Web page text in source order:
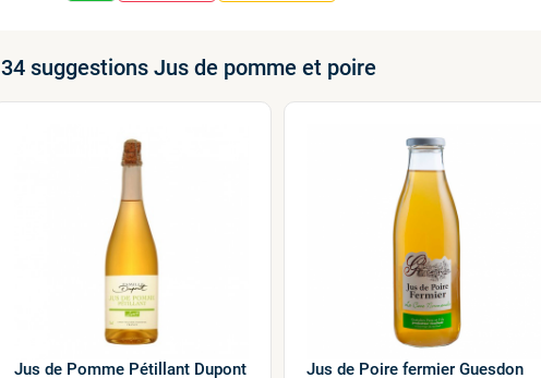
34 suggestions Jus de pomme et poire
Jus de Pomme Pétillant Dupont
Jus de Poire fermier Guesdon